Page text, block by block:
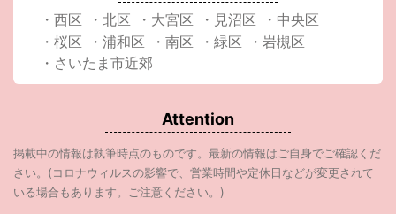
・西区 ・北区 ・大宮区 ・見沼区
・中央区
・桜区
・浦和区 ・南区 ・緑区
・岩槻区
・さいたま市近郊
Attention
掲載中の情報は執筆時点のものです。最新の情報はご自身でご確認くだ
さい。(コロナウィルスの影響で、営業時間や定休日などが変更されて
いる場合もあります。ご注意ください。)